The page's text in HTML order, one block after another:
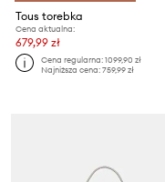
Tous torebka
Cena aktualna:
679,99 zł
Cena regularna:1099,90 zł
Najniższa cena:759,99 zł